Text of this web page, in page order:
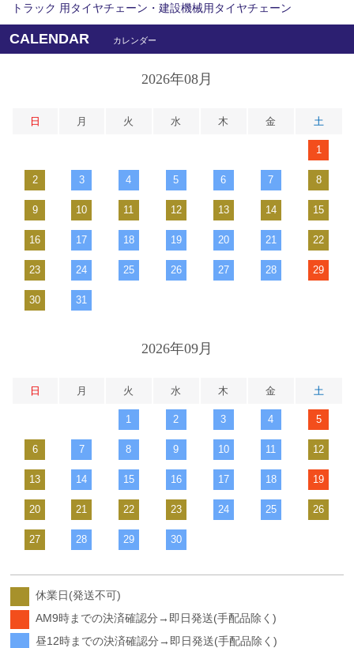
トラック 用タイヤチェーン・建設機械用タイヤチェーン
CALENDAR カレンダー
2026年08月
日 月 火 水 木 金 土
1
2 3 4 5 6 7 8
9 10 11 12 13 14 15
16 17 18 19 20 21 22
23 24 25 26 27 28 29
30 31
2026年09月
日 月 火 水 木 金 土
1 2 3 4 5
6 7 8 9 10 11 12
13 14 15 16 17 18 19
20 21 22 23 24 25 26
27 28 29 30
休業日(発送不可)
AM9時までの決済確認分→即日発送(手配品除く)
昼12時までの決済確認分→即日発送(手配品除く)